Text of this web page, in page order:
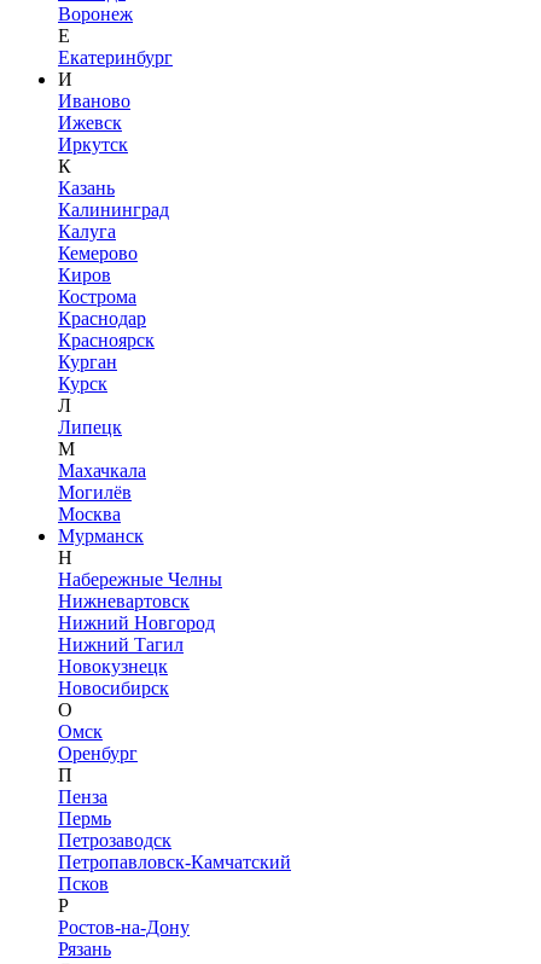
Воронеж
Е
Екатеринбург
И
Иваново
Ижевск
Иркутск
К
Казань
Калининград
Калуга
Кемерово
Киров
Кострома
Краснодар
Красноярск
Курган
Курск
Л
Липецк
М
Махачкала
Могилёв
Москва
Мурманск
Н
Набережные Челны
Нижневартовск
Нижний Новгород
Нижний Тагил
Новокузнецк
Новосибирск
О
Омск
Оренбург
П
Пенза
Пермь
Петрозаводск
Петропавловск-Камчатский
Псков
Р
Ростов-на-Дону
Рязань